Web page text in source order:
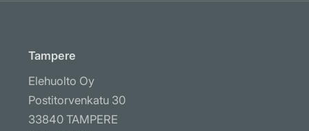
Tampere
Elehuolto Oy
Postitorvenkatu 30
33840 TAMPERE